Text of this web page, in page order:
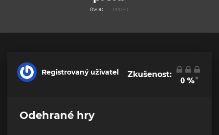
ÚVOD PROFIL
Registrovaný uživatel Zkušenost:
0%*
Odehrané hry